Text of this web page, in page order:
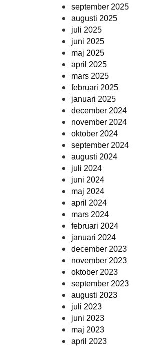
september 2025
augusti 2025
juli 2025
juni 2025
maj 2025
april 2025
mars 2025
februari 2025
januari 2025
december 2024
november 2024
oktober 2024
september 2024
augusti 2024
juli 2024
juni 2024
maj 2024
april 2024
mars 2024
februari 2024
januari 2024
december 2023
november 2023
oktober 2023
september 2023
augusti 2023
juli 2023
juni 2023
maj 2023
april 2023